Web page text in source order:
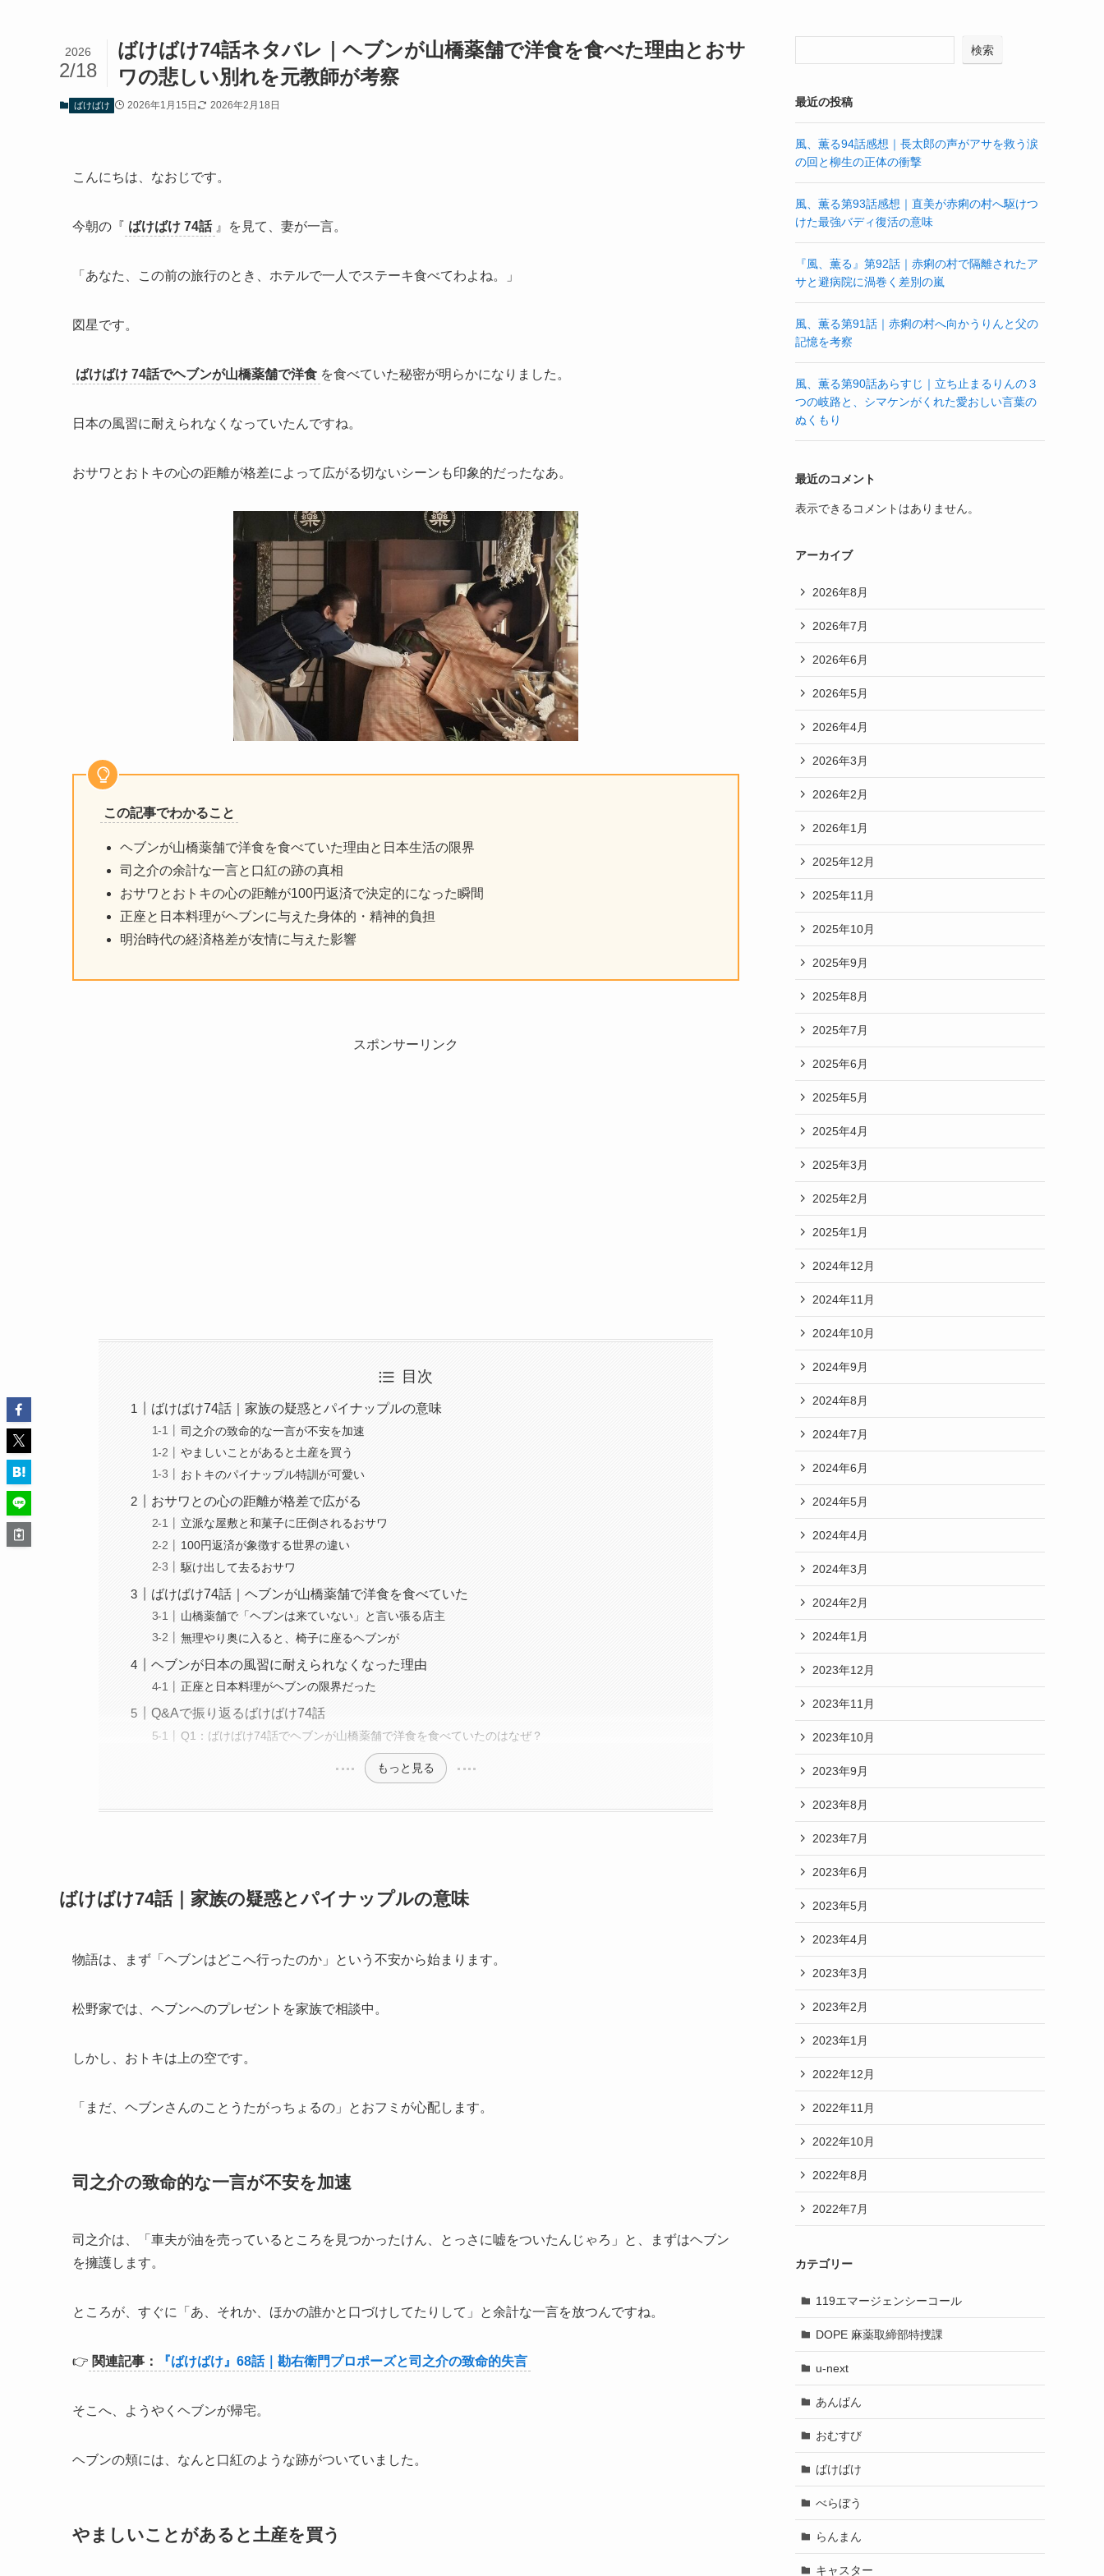
ばけばけ74話ネタバレ｜ヘブンが山橋薬舗で洋食を食べた理由とおサ
ワの悲しい別れを元教師が考察
2026
2/18
ばけばけ 2026年1月15日 2026年2月18日
こんにちは、なおじです。
今朝の『 ばけばけ 74話 』を見て、妻が一言。
「あなた、この前の旅行のとき、ホテルで一人でステーキ食べてわよね。」
図星です。
ばけばけ 74話でヘブンが山橋薬舗で洋食 を食べていた秘密が明らかになりました。
日本の風習に耐えられなくなっていたんですね。
おサワとおトキの心の距離が格差によって広がる切ないシーンも印象的だったなあ。
この記事でわかること
ヘブンが山橋薬舗で洋食を食べていた理由と日本生活の限界
司之介の余計な一言と口紅の跡の真相
おサワとおトキの心の距離が100円返済で決定的になった瞬間
正座と日本料理がヘブンに与えた身体的・精神的負担
明治時代の経済格差が友情に与えた影響
スポンサーリンク
目次
ばけばけ74話｜家族の疑惑とパイナップルの意味
司之介の致命的な一言が不安を加速
やましいことがあると土産を買う
おトキのパイナップル特訓が可愛い
おサワとの心の距離が格差で広がる
立派な屋敷と和菓子に圧倒されるおサワ
100円返済が象徴する世界の違い
駆け出して去るおサワ
ばけばけ74話｜ヘブンが山橋薬舗で洋食を食べていた
山橋薬舗で「ヘブンは来ていない」と言い張る店主
無理やり奥に入ると、椅子に座るヘブンが
ヘブンが日本の風習に耐えられなくなった理由
正座と日本料理がヘブンの限界だった
Q&Aで振り返るばけばけ74話
Q1：ばけばけ74話でヘブンが山橋薬舗で洋食を食べていたのはなぜ？
もっと見る
ばけばけ74話｜家族の疑惑とパイナップルの意味
物語は、まず「ヘブンはどこへ行ったのか」という不安から始まります。
松野家では、ヘブンへのプレゼントを家族で相談中。
しかし、おトキは上の空です。
「まだ、ヘブンさんのことうたがっちょるの」とおフミが心配します。
司之介の致命的な一言が不安を加速
司之介は、「車夫が油を売っているところを見つかったけん、とっさに嘘をついたんじゃろ」と、まずはヘブン
を擁護します。
ところが、すぐに「あ、それか、ほかの誰かと口づけしてたりして」と余計な一言を放つんですね。
👉 関連記事： 『ばけばけ』68話｜勘右衛門プロポーズと司之介の致命的失言
そこへ、ようやくヘブンが帰宅。
ヘブンの頬には、なんと口紅のような跡がついていました。
やましいことがあると土産を買う
検索
最近の投稿
風、薫る94話感想｜長太郎の声がアサを救う涙
の回と柳生の正体の衝撃
風、薫る第93話感想｜直美が赤痢の村へ駆けつ
けた最強バディ復活の意味
『風、薫る』第92話｜赤痢の村で隔離されたア
サと避病院に渦巻く差別の嵐
風、薫る第91話｜赤痢の村へ向かうりんと父の
記憶を考察
風、薫る第90話あらすじ｜立ち止まるりんの３
つの岐路と、シマケンがくれた愛おしい言葉の
ぬくもり
最近のコメント
表示できるコメントはありません。
アーカイブ
2026年8月
2026年7月
2026年6月
2026年5月
2026年4月
2026年3月
2026年2月
2026年1月
2025年12月
2025年11月
2025年10月
2025年9月
2025年8月
2025年7月
2025年6月
2025年5月
2025年4月
2025年3月
2025年2月
2025年1月
2024年12月
2024年11月
2024年10月
2024年9月
2024年8月
2024年7月
2024年6月
2024年5月
2024年4月
2024年3月
2024年2月
2024年1月
2023年12月
2023年11月
2023年10月
2023年9月
2023年8月
2023年7月
2023年6月
2023年5月
2023年4月
2023年3月
2023年2月
2023年1月
2022年12月
2022年11月
2022年10月
2022年8月
2022年7月
カテゴリー
119エマージェンシーコール
DOPE 麻薬取締部特捜課
u-next
あんぱん
おむすび
ばけばけ
べらぼう
らんまん
キャスター